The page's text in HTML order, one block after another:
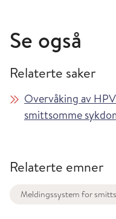
Se også
Relaterte saker
Overvåking av
smittsomme
Relaterte emner
Meldingssystem for